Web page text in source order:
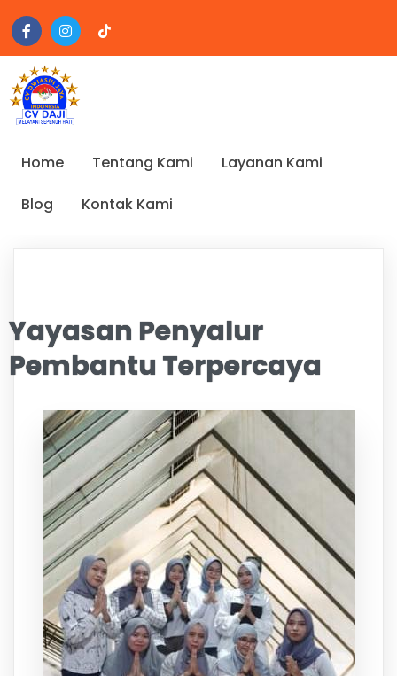
Home Tentang Kami Layanan Kami
Blog Kontak Kami
Yayasan Penyalur
Pembantu Terpercaya